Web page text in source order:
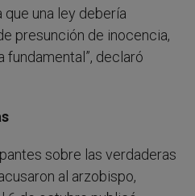
una ley debería
presunción de inocencia,
fundamental”, declaró
sobre las verdaderas
al arzobispo,